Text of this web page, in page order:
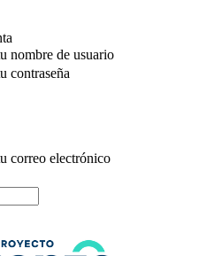
nombre de usuario
contraseña
correo electrónico